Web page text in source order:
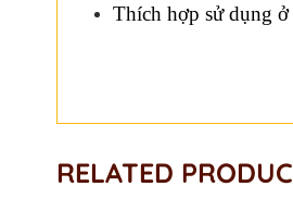
Thích hợp sử dụng
RELATED